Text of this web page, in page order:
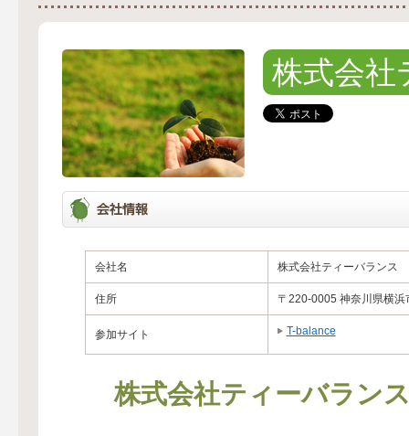
株式会社
会社名 株式会社ティーバランス
住所 〒220-0005 神奈川県横
参加サイト T-balance
株式会社ティーバラン